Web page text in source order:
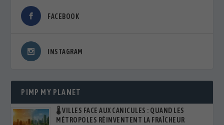
FACEBOOK
INSTAGRAM
PIMP MY PLANET
🌡️ VILLES FACE AUX CANICULES : QUAND LES
MÉTROPOLES RÉINVENTENT LA FRAÎCHEUR